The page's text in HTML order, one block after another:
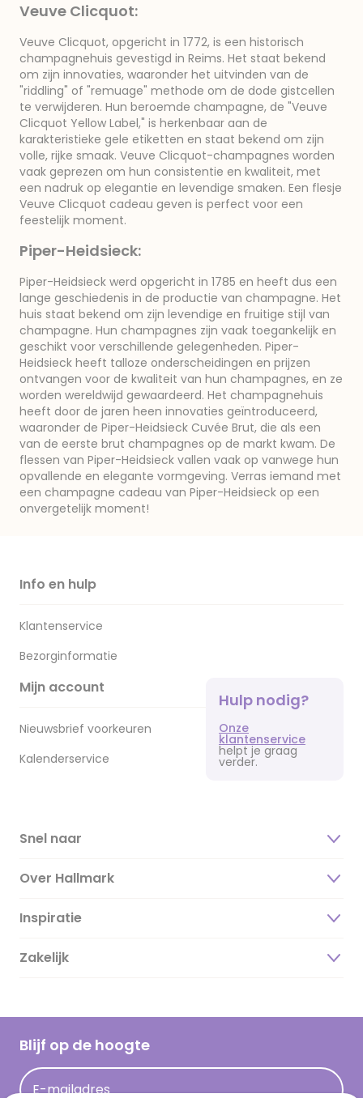
Veuve Clicquot:
Veuve Clicquot, opgericht in 1772, is een historisch
champagnehuis gevestigd in Reims. Het staat bekend
om zijn innovaties, waaronder het uitvinden van de
"riddling" of "remuage" methode om de dode gistcellen
te verwijderen. Hun beroemde champagne, de "Veuve
Clicquot Yellow Label," is herkenbaar aan de
karakteristieke gele etiketten en staat bekend om zijn
volle, rijke smaak. Veuve Clicquot-champagnes worden
vaak geprezen om hun consistentie en kwaliteit, met
een nadruk op elegantie en levendige smaken. Een flesje
Veuve Clicquot cadeau geven is perfect voor een
feestelijk moment.
Piper-Heidsieck:
Piper-Heidsieck werd opgericht in 1785 en heeft dus een
lange geschiedenis in de productie van champagne. Het
huis staat bekend om zijn levendige en fruitige stijl van
champagne. Hun champagnes zijn vaak toegankelijk en
geschikt voor verschillende gelegenheden. Piper-
Heidsieck heeft talloze onderscheidingen en prijzen
ontvangen voor de kwaliteit van hun champagnes, en ze
worden wereldwijd gewaardeerd. Het champagnehuis
heeft door de jaren heen innovaties geïntroduceerd,
waaronder de Piper-Heidsieck Cuvée Brut, die als een
van de eerste brut champagnes op de markt kwam. De
flessen van Piper-Heidsieck vallen vaak op vanwege hun
opvallende en elegante vormgeving. Verras iemand met
een champagne cadeau van Piper-Heidsieck op een
onvergetelijk moment!
Info en hulp
Klantenservice
Bezorginformatie
Mijn account
Nieuwsbrief voorkeuren
Kalenderservice
Hulp nodig?
Onze
klantenservice
helpt je graag
verder.
Snel naar
Over Hallmark
Over ons
Duurzaamheid
Hallmark Kaartclub
Acties
Inspiratie
Magazine
Cadeau inspiratie
Op kamp gedichten en versjes
Leuke en grappige op kamp teksten
Zakelijk
Blijf op de hoogte
E-mailadres